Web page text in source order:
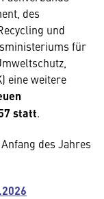
des
und
für
eine weitere
statt.
des Jahres